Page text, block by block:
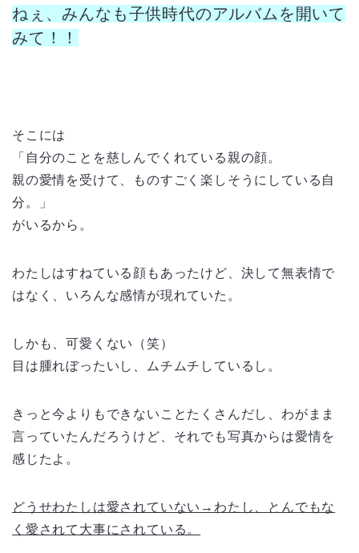
ねぇ、みんなも子供時代のアルバムを開いて
みて！！
そこには
「自分のことを慈しんでくれている親の顔。
親の愛情を受けて、ものすごく楽しそうにしている自
分。」
がいるから。
わたしはすねている顔もあったけど、決して無表情で
はなく、いろんな感情が現れていた。
しかも、可愛くない（笑）
目は腫れぼったいし、ムチムチしているし。
きっと今よりもできないことたくさんだし、わがまま
言っていたんだろうけど、それでも写真からは愛情を
感じたよ。
どうせわたしは愛されていない → わたし
とんでもな
く愛されて大事にされている。